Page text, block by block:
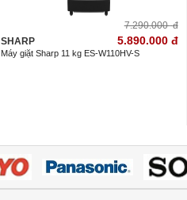
7.290.000 đ
SHARP
5.890.000 đ
Máy giặt Sharp 11 kg ES-W110HV-S